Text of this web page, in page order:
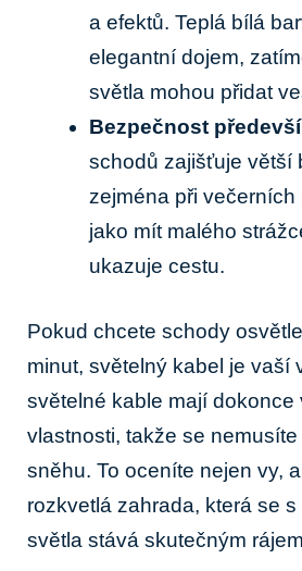
a efektů. Teplá bílá
elegantní dojem,
světla mohou přidat
Bezpečnost
schodů zajišťuje větší
zejména při
jako mít malého
ukazuje cestu.
Pokud chcete schody
minut, světelný kabel je vaší
světelné kable mají dokonce
vlastnosti, takže se
sněhu. To oceníte nejen vy,
rozkvetlá zahrada, která se
světla stává skutečným